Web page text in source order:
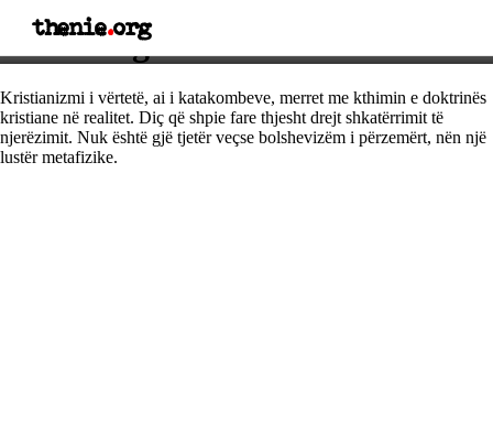
thenie.org
Thënie nga Adolf Hitler
Kristianizmi i vërtetë, ai i katakombeve, merret me kthimin e doktrinës
kristiane në realitet. Diç që shpie fare thjesht drejt shkatërrimit të
njerëzimit. Nuk është gjë tjetër veçse bolshevizëm i përzemërt, nën një
lustër metafizike.